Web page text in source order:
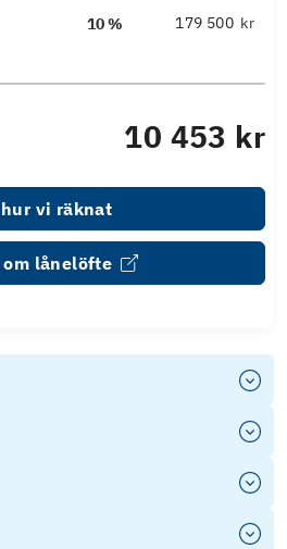
10 % kr
10 453 kr
hur vi räknat
om lånelöfte